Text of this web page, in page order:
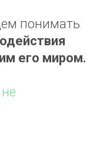
понимать
его миром.